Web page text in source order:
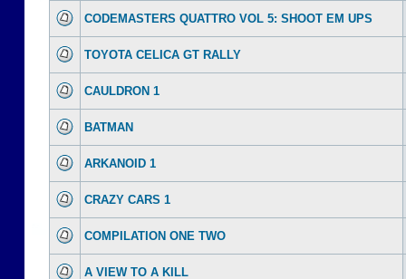
CODEMASTERS QUATTRO VOL 5: SHOOT EM UPS
TOYOTA CELICA GT RALLY
CAULDRON 1
BATMAN
ARKANOID 1
CRAZY CARS 1
COMPILATION ONE TWO
A VIEW TO A KILL